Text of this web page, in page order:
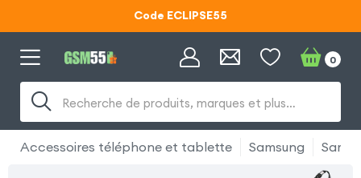
Code ECLIPSE55
Lunettes d'éclipse OFFERTES
Recherche de produits, marques et plus…
0
Accessoires téléphone et tablette Samsung